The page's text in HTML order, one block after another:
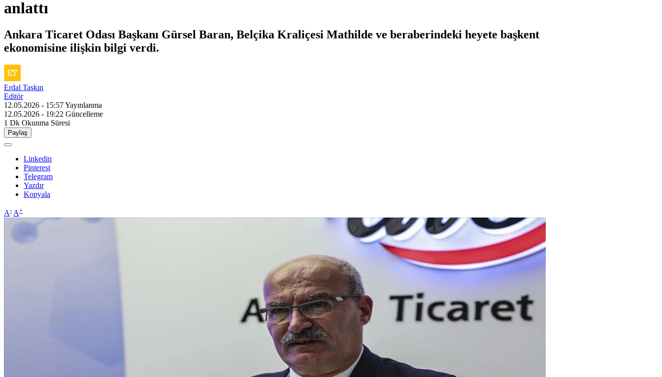
anlattı
Ankara Ticaret Odası Başkanı Gürsel Baran, Belçika Kraliçesi Mathilde ve beraberindeki heyete başkent
ekonomisine ilişkin bilgi verdi.
Erdal Taşkın
Editör
12.05.2026 - 15:57Yayınlanma
12.05.2026 - 19:22 Güncelleme
1 Dk Okunma Süresi
Paylaş
Linkedin
Pinterest
Telegram
Yazdır
Kopyala
A- A+